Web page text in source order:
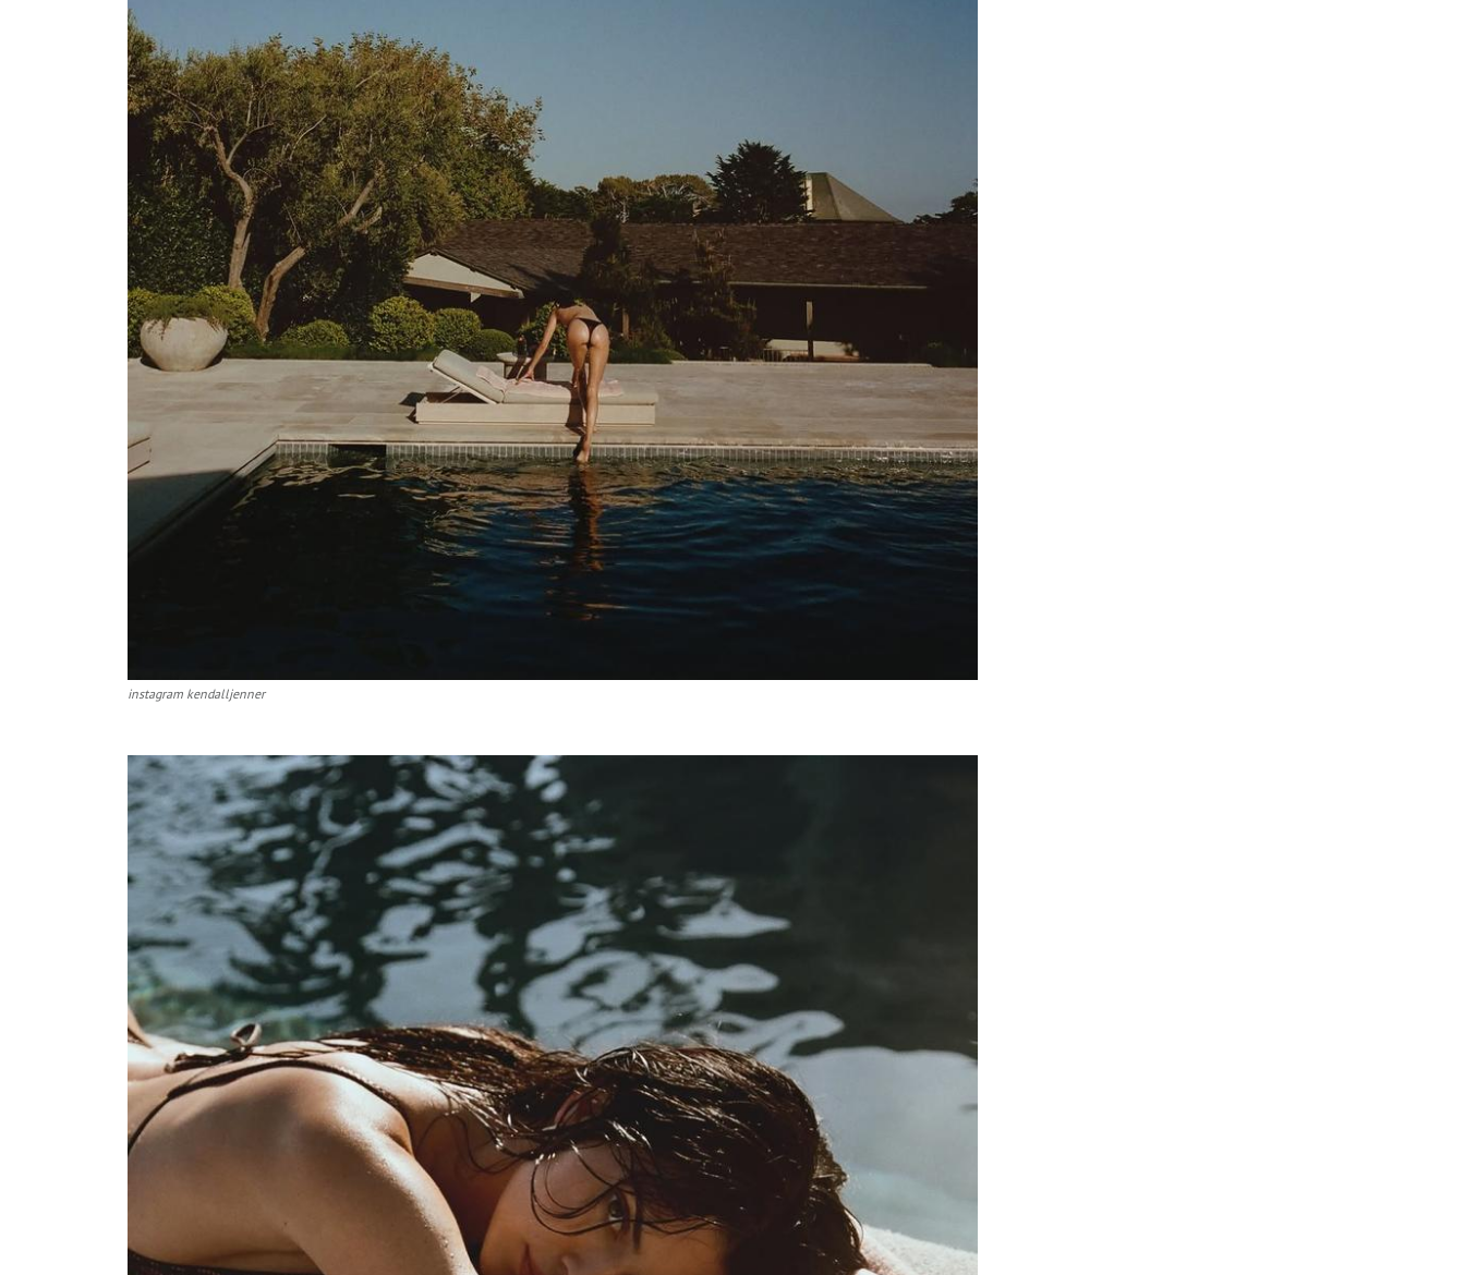
instagram kendalljenner